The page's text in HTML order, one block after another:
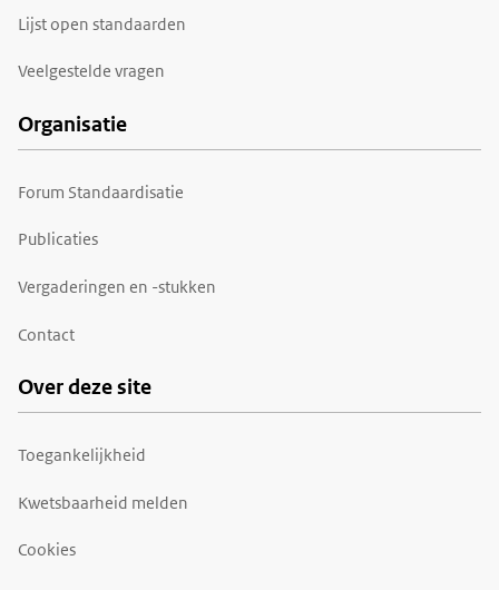
Lijst open standaarden
Veelgestelde vragen
Organisatie
Forum Standaardisatie
Publicaties
Vergaderingen en -stukken
Contact
Over deze site
Toegankelijkheid
Kwetsbaarheid melden
Cookies